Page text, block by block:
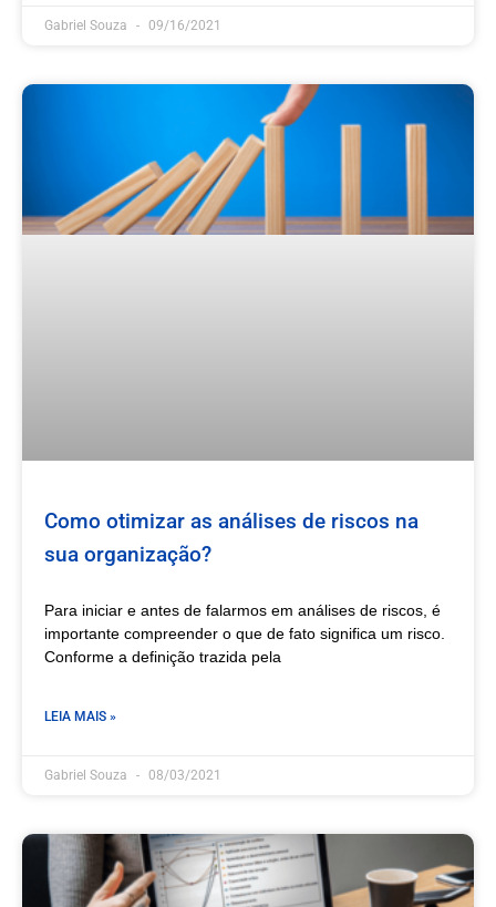
Gabriel Souza 09/16/2021
Como otimizar as análises de riscos na
sua organização?
Para iniciar e antes de falarmos em análises de riscos, é
importante compreender o que de fato significa um risco.
Conforme a definição trazida pela
LEIA MAIS »
Gabriel Souza 08/03/2021